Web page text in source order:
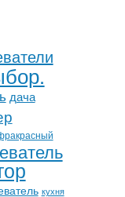
дача
кухня